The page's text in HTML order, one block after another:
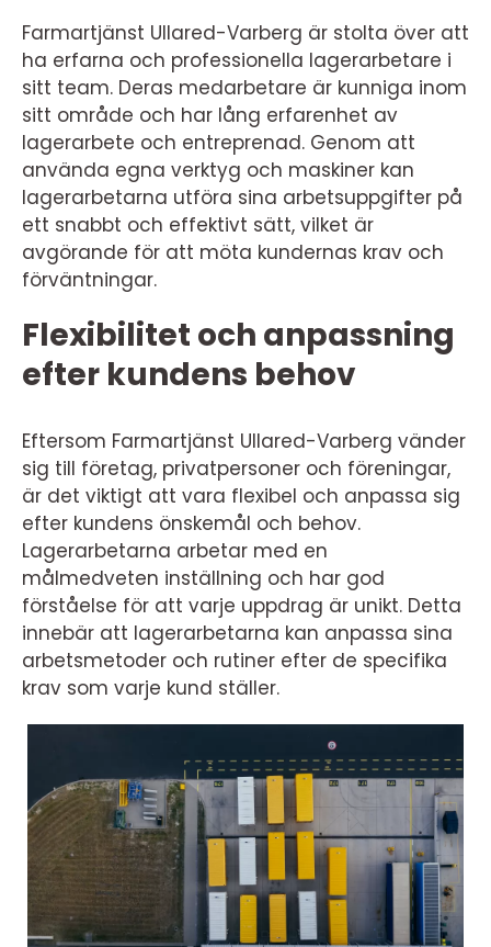
Farmartjänst Ullared-Varberg är stolta över att
ha erfarna och professionella lagerarbetare i
sitt team. Deras medarbetare är kunniga inom
sitt område och har lång erfarenhet av
lagerarbete och entreprenad. Genom att
använda egna verktyg och maskiner kan
lagerarbetarna utföra sina arbetsuppgifter på
ett snabbt och effektivt sätt, vilket är
avgörande för att möta kundernas krav och
förväntningar.
Flexibilitet och anpassning
efter kundens behov
Eftersom Farmartjänst Ullared-Varberg vänder
sig till företag, privatpersoner och föreningar,
är det viktigt att vara flexibel och anpassa sig
efter kundens önskemål och behov.
Lagerarbetarna arbetar med en
målmedveten inställning och har god
förståelse för att varje uppdrag är unikt. Detta
innebär att lagerarbetarna kan anpassa sina
arbetsmetoder och rutiner efter de specifika
krav som varje kund ställer.